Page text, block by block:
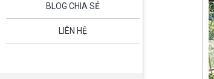
BLOG CHIA SẺ
LIÊN HỆ